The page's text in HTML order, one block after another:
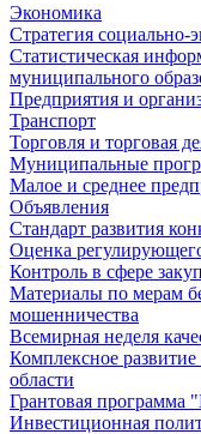
Экономика
Стратегия социально-
Статистическая
муниципального
Предприятия и
Транспорт
Торговля и торговая
Муниципальные
Малое и среднее
Объявления
Стандарт развития
Оценка
Контроль в сфере
Материалы по мерам
мошенничества
Всемирная неделя
Комплексное
области
Грантовая программа
Инвестиционная